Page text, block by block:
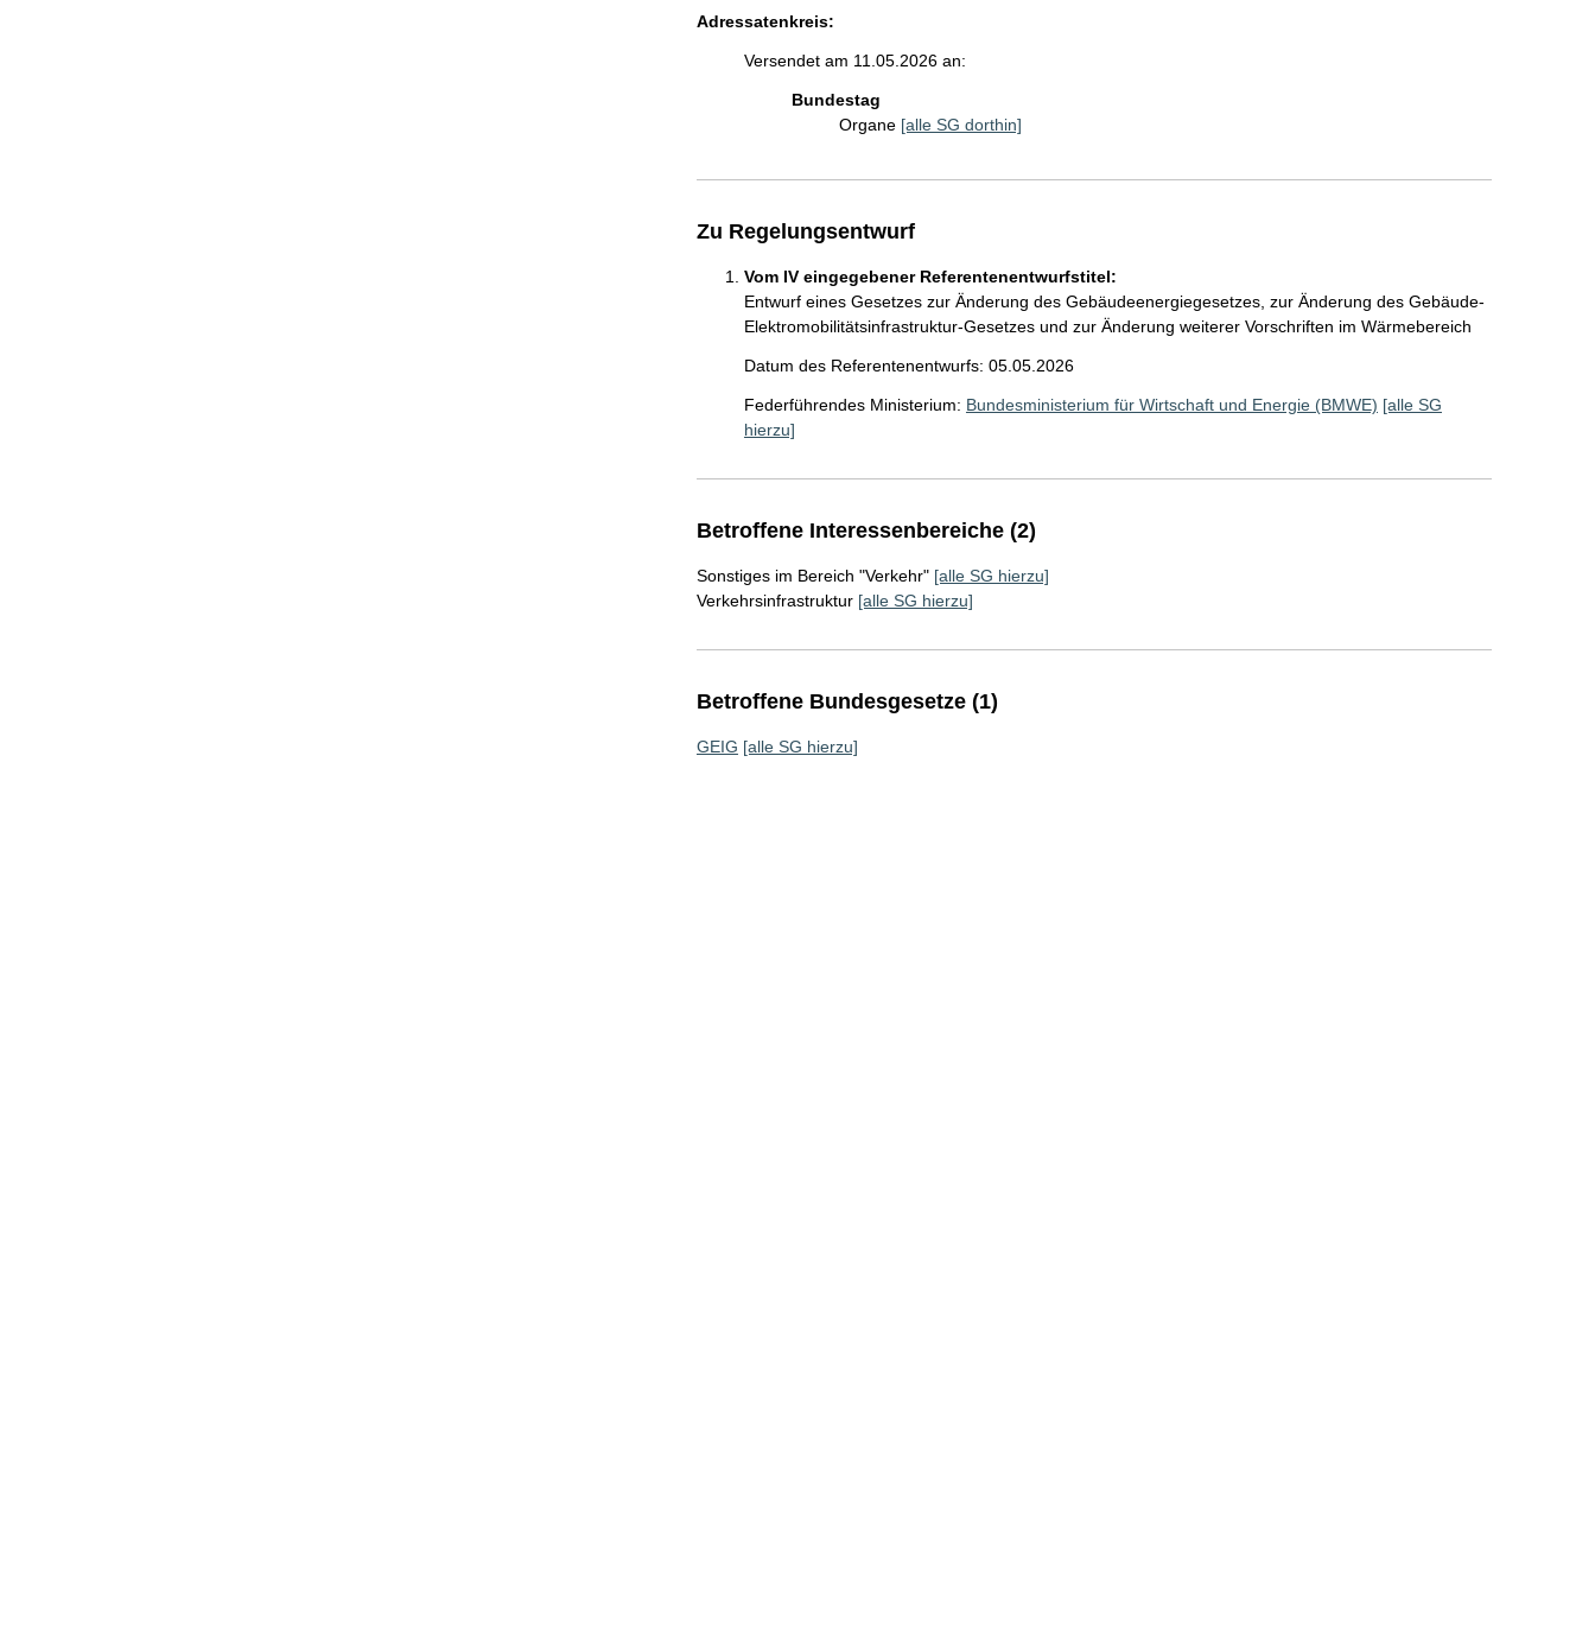
Adressatenkreis:
Versendet am 11.05.2026 an:
Bundestag
Organe [alle SG dorthin]
Zu Regelungsentwurf
Vom IV eingegebener Referentenentwurfstitel:
Entwurf eines Gesetzes zur Änderung des Gebäudeenergiegesetzes, zur Änderung des Gebäude-
Elektromobilitätsinfrastruktur-Gesetzes und zur Änderung weiterer Vorschriften im Wärmebereich
Datum des Referentenentwurfs: 05.05.2026
Federführendes Ministerium: Bundesministerium für Wirtschaft und Energie (BMWE) [alle SG
hierzu]
Betroffene Interessenbereiche (2)
Sonstiges im Bereich "Verkehr" [alle SG hierzu]
Verkehrsinfrastruktur [alle SG hierzu]
Betroffene Bundesgesetze (1)
GEIG [alle SG hierzu]